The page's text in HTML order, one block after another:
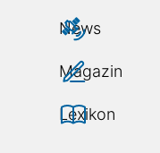
News
Magazin
Lexikon